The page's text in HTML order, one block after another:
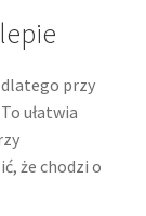
przy
To ułatwia
że chodzi o